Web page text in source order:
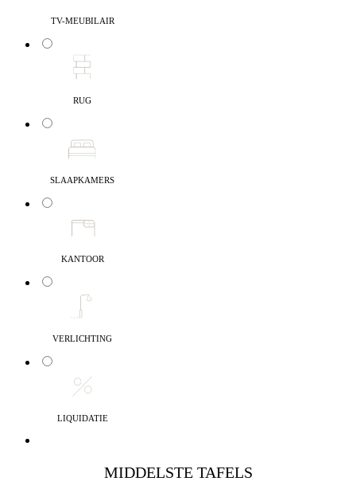
TV-MEUBILAIR
RUG
SLAAPKAMERS
KANTOOR
VERLICHTING
LIQUIDATIE
MIDDELSTE TAFELS